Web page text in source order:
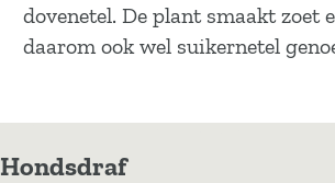
dovenetel. De plant smaakt zoet
daarom ook wel suikernetel
Hondsdraf